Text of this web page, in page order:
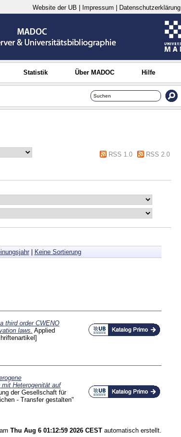
Website der UB Impressum Datenschutzerklärung
Statistik Über MADOC Hilfe
RSS 1.0
RSS 2.0
| Keine Sortierung
third order CWENO
laws. Applied
Heterogenität auf
der Gesellschaft für
- Transfer gestalten"
Thu Aug 6 01:12:59 2026 CEST automatisch erstellt.